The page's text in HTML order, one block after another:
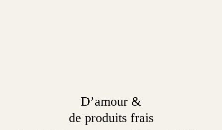
D’amour &
de produits frais